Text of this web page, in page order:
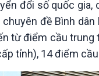
Kết nối công
Sống chung
khí hậu
đổi số quốc gia,
đề Bình
từ điểm cầu trung
tỉnh), 14 điểm